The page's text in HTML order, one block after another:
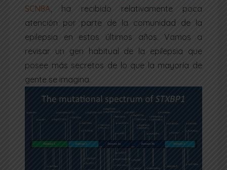
SCN8A, ha recibido relativamente poca
atención por parte de la comunidad de la
epilepsia en estos últimos años. Vamos a
revisar un gen habitual de la epilepsia que
posee más secretos de lo que la mayoría de
gente se imagina.